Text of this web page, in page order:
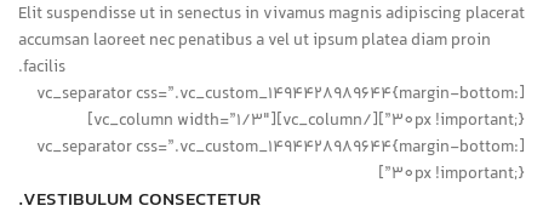
Elit suspendisse ut in senectus in vivamus magnis adipiscing placerat
accumsan laoreet nec penatibus a vel ut ipsum platea diam proin
facilis.
[vc_separator css=”.vc_custom_1494428989644{margin-bottom:
30px !important;}”][/vc_column][vc_column width=”1/3″]
[vc_separator css=”.vc_custom_1494428989644{margin-bottom:
30px !important;}”]
VESTIBULUM CONSECTETUR.